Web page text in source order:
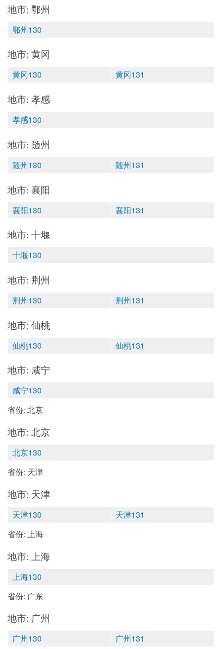
地市: 鄂州
鄂州130
地市: 黄冈
黄冈130 黄冈131
地市: 孝感
孝感130
地市: 随州
随州130 随州131
地市: 襄阳
襄阳130 襄阳131
地市: 十堰
十堰130
地市: 荆州
荆州130 荆州131
地市: 仙桃
仙桃130 仙桃131
地市: 咸宁
咸宁130
省份: 北京
地市: 北京
北京130
省份: 天津
地市: 天津
天津130 天津131
省份: 上海
地市: 上海
上海130
省份: 广东
地市: 广州
广州130 广州131